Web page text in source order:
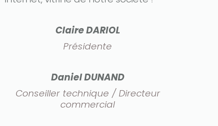
Claire DARIOL
Présidente
Daniel DUNAND
Conseiller technique / Directeur
commercial
amount on your credits!